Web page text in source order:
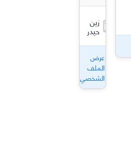
زين
حيدر
عرض
الملف
الشخصي